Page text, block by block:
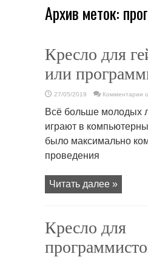
Архив меток:
Кресло для
или
27/05/2019 Комментарии
Всё больше молодых
играют в
было максимально
проведения
Читать далее »
Кресло для